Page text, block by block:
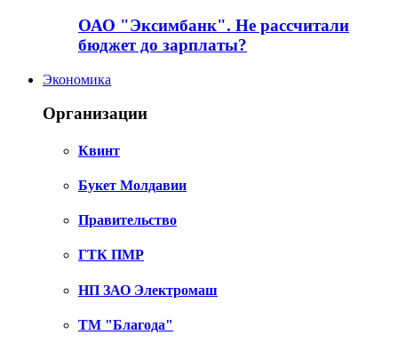
ОАО "Эксимбанк". Не рассчитали
бюджет до зарплаты?
Экономика
Организации
Квинт
Букет Молдавии
Правительство
ГТК ПМР
НП ЗАО Электромаш
ТМ "Благода"